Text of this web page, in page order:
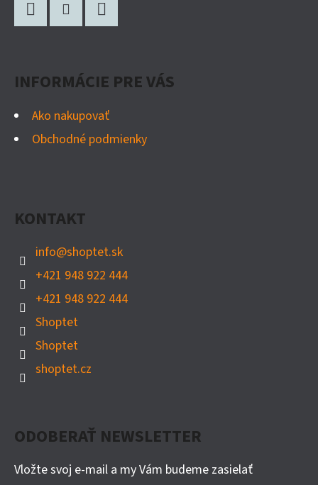
INFORMÁCIE PRE VÁS
Ako nakupovať
Obchodné podmienky
KONTAKT
info@shoptet.sk
+421 948 922 444
+421 948 922 444
Shoptet
Shoptet
shoptet.cz
ODOBERAŤ NEWSLETTER
Vložte svoj e-mail a my Vám budeme zasielať